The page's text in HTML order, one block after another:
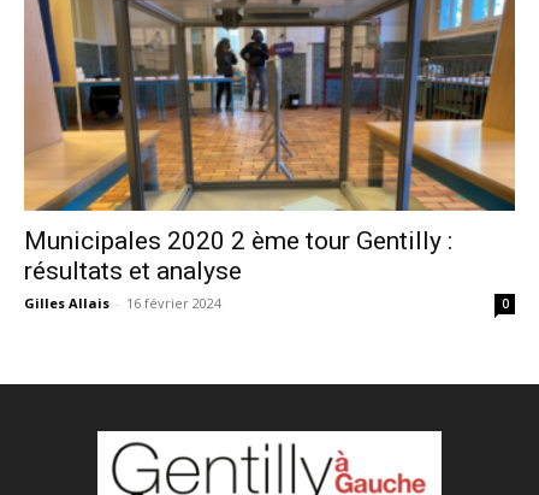
Municipales 2020 2 ème tour Gentilly :
résultats et analyse
Gilles Allais - 16 février 2024 0